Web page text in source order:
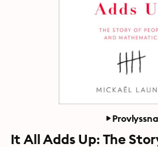
Provlyssna
It All Adds Up: The